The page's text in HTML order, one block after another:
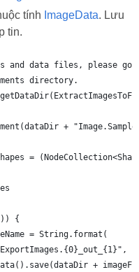
tính ImageData. Lưu
tin.
and data files, please go
directory.
+
=
{
= String.format(
+